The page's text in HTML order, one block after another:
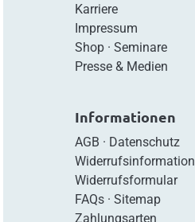
Karriere
Impressum
Shop· Seminare
Presse & Medien
Informationen
AGB · Datenschutz
Widerrufsinformation
Widerrufsformular
FAQs· Sitemap
Zahlungsarten